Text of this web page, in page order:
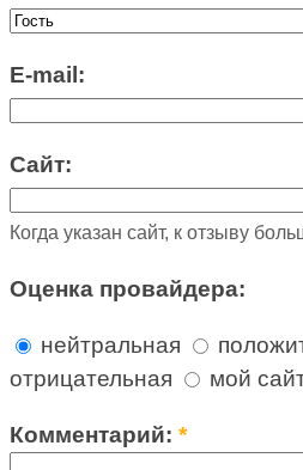
E-mail:
Сайт:
Когда указан сайт, к отзыву
Оценка провайдера:
нейтральная
отрицательная
мой
Комментарий:*